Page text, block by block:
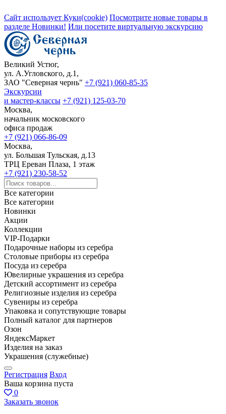
Сайт использует Куки(cookie) Посмотрите новые товары в
разделе Новинки! Или посетите виртуальную экскурсию
Великий Устюг,
ул. А.Угловского, д.1,
ЗАО "Северная чернь" +7 (921) 060-85-35
Экскурсии
и мастер-классы +7 (921) 125-03-70
Москва,
начальник московского
офиса продаж
+7 (921) 066-86-09
Москва,
ул. Большая Тульская, д.13
ТРЦ Ереван Плаза, 1 этаж
+7 (921) 230-58-52
Все категории
Все категории
Новинки
Акции
Коллекции
VIP-Подарки
Подарочные наборы из серебра
Столовые приборы из серебра
Посуда из серебра
Ювелирные украшения из серебра
Детский ассортимент из серебра
Религиозные изделия из серебра
Сувениры из серебра
Упаковка и сопутствующие товары
Полный каталог для партнеров
Озон
ЯндексМаркет
Изделия на заказ
Украшения (служебные)
Регистрация Вход
Ваша корзина пуста
0
Заказать звонок